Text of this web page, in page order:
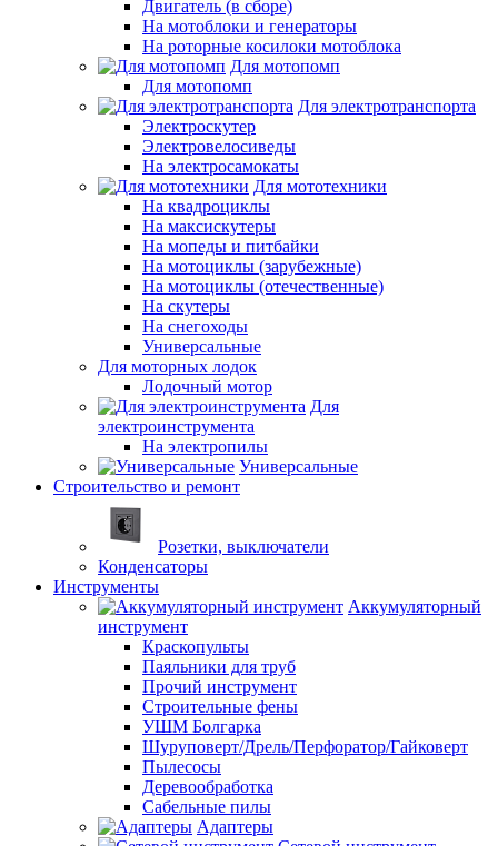
Двигатель (в сборе)
На мотоблоки и генераторы
На роторные косилоки мотоблока
Для мотопомп
Для мотопомп
Для электротранспорта
Электроскутер
Электровелосиведы
На электросамокаты
Для мототехники
На квадроциклы
На максискутеры
На мопеды и питбайки
На мотоциклы (зарубежные)
На мотоциклы (отечественные)
На скутеры
На снегоходы
Универсальные
Для моторных лодок
Лодочный мотор
Для
электроинструмента
На электропилы
Универсальные
Строительство и ремонт
Розетки, выключатели
Конденсаторы
Инструменты
Аккумуляторный
инструмент
Краскопульты
Паяльники для труб
Прочий инструмент
Строительные фены
УШМ Болгарка
Шуруповерт/Дрель/Перфоратор/Гайковерт
Пылесосы
Деревообработка
Сабельные пилы
Адаптеры